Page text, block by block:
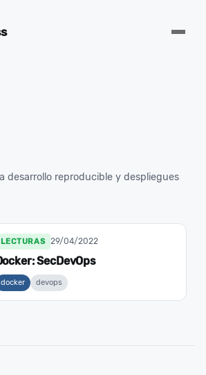
desarrollo reproducible y despliegues
LECTURAS 29/04/2022
SecDevOps
docker devops